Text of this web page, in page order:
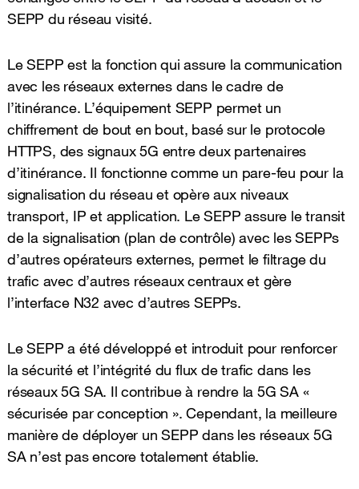
SEPP du réseau visité.
Le SEPP est la fonction qui assure la communication
avec les réseaux externes dans le cadre de
l’itinérance. L’équipement SEPP permet un
chiffrement de bout en bout, basé sur le protocole
HTTPS, des signaux 5G entre deux partenaires
d’itinérance. Il fonctionne comme un pare-feu pour la
signalisation du réseau et opère aux niveaux
transport, IP et application. Le SEPP assure le transit
de la signalisation (plan de contrôle) avec les SEPPs
d’autres opérateurs externes, permet le filtrage du
trafic avec d’autres réseaux centraux et gère
l’interface N32 avec d’autres SEPPs.
Le SEPP a été développé et introduit pour renforcer
la sécurité et l’intégrité du flux de trafic dans les
réseaux 5G SA. Il contribue à rendre la 5G SA «
sécurisée par conception ». Cependant, la meilleure
manière de déployer un SEPP dans les réseaux 5G
SA n’est pas encore totalement établie.